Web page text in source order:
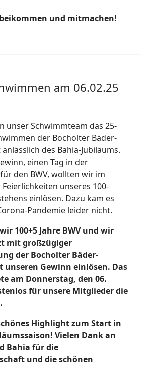
und mitmachen!
am 06.02.25
unser Schwimmteam das 25-
der Bocholter Bäder-
des Bahia-Jubiläums.
einen Tag in der
den BWV, wollten wir im
unseres 100-
einlösen. Dazu kam es
Pandemie leider nicht.
100+5 Jahre BWV und wir
mit großzügiger
der Bocholter Bäder-
unseren Gewinn einlösen. Das
am Donnerstag, den 06.
für unsere Mitglieder die
Highlight zum Start in
Vielen Dank an
Bahia für die
und die schönen